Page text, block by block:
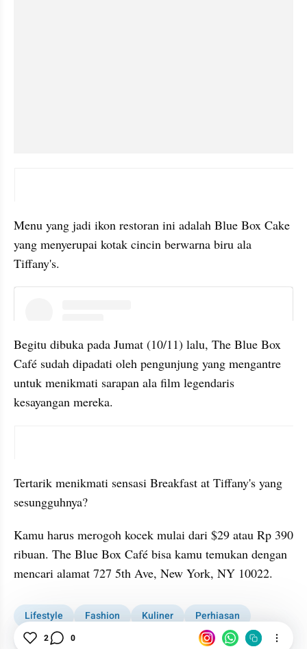
Menu yang jadi ikon restoran ini adalah Blue Box Cake
yang menyerupai kotak cincin berwarna biru ala
Tiffany's.
Begitu dibuka pada Jumat (10/11) lalu, The Blue Box
Café sudah dipadati oleh pengunjung yang mengantre
untuk menikmati sarapan ala film legendaris
kesayangan mereka.
Tertarik menikmati sensasi Breakfast at Tiffany's yang
sesungguhnya?
Kamu harus merogoh kocek mulai dari $29 atau Rp 390
ribuan. The Blue Box Café bisa kamu temukan dengan
mencari alamat 727 5th Ave, New York, NY 10022.
Lifestyle Fashion Kuliner
Perhiasan
Perempuan
2 0